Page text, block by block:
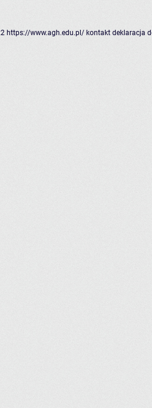
https://www.agh.edu.pl/ kontakt deklaracja